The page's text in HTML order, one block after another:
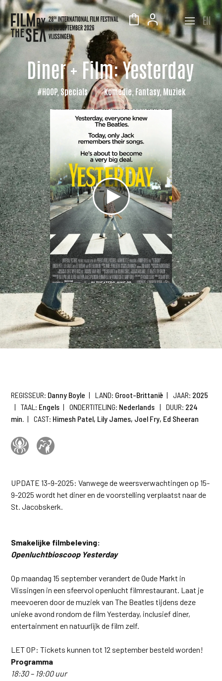
EN
Diner + Film: Yesterday
#HOOP, Specials Komedie, Fantasy, Muziek
REGISSEUR: Danny Boyle | LAND: Groot-Brittanië | JAAR: 2025
| TAAL: Engels | ONDERTITELING: Nederlands | DUUR: 224
min. | CAST: Himesh Patel, Lily James, Joel Fry, Ed Sheeran
UPDATE 13-9-2025: Vanwege de weersverwachtingen op 15-
9-2025 wordt het diner en de voorstelling verplaatst naar de
St. Jacobskerk.
Smakelijke filmbeleving:
Openluchtbioscoop Yesterday
Op maandag 15 september verandert de Oude Markt in
Vlissingen in een sfeervol openlucht filmrestaurant. Laat je
meevoeren door de muziek van The Beatles tijdens deze
unieke avond rondom de film Yesterday, inclusief diner,
entertainment en natuurlijk de film zelf.
LET OP: Tickets kunnen tot 12 september besteld worden!
Programma
18:30 – 19:00 uur